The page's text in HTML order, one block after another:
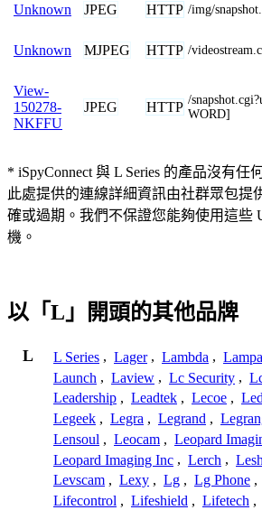
Unknown JPEG HTTP /img/
Unknown MJPEG HTTP /
View-
150278-
NKFFU
JPEG HTTP /
WORD]
* iSpyConnect 與 L Series 的產品沒有任
此處提供的連線詳細資訊由社群眾包提
確或過期。我們不保證您能夠使用這些
機。
以「L」開頭的其他品牌
L L Series , Lager , Lambda , Lampa
Launch , Laview , Lc Security ,
Leadership , Leadtek , Lecoe ,
Legeek , Legra , Legrand ,
Lensoul , Leocam , Leopard
Leopard Imaging Inc , Lerch ,
Levscam , Lexy , Lg , Lg Phone ,
Lifecontrol , Lifeshield , Lifetech ,